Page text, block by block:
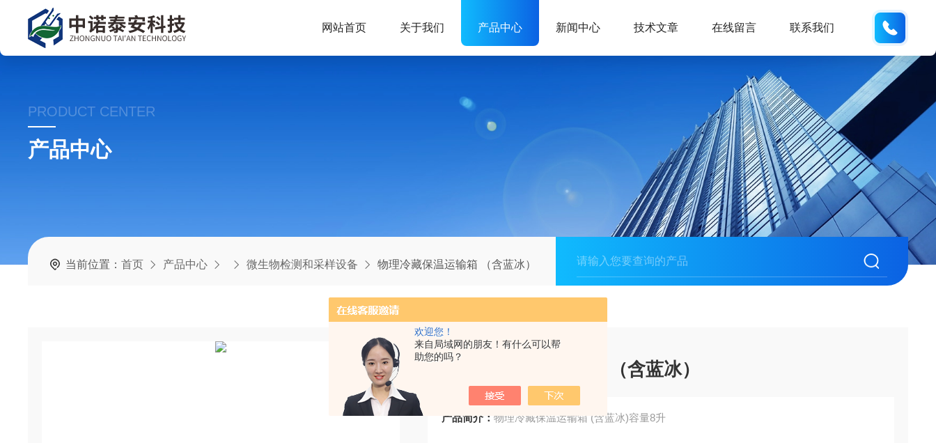
欢迎您！
来自局域网的朋友！有什么可以帮
助您的吗？
网站首页 关于我们 产品中心 新闻中心 技术文章 在线留言 联系我们
PRODUCT CENTER
产品中心
当前位置：首页 产品中心 微生物检测和采样设备 物理冷藏保温运输箱 （含蓝冰）
物理冷藏保温运输箱 （含蓝冰）
产品简介：物理冷藏保温运输箱 (含蓝冰)容量8升